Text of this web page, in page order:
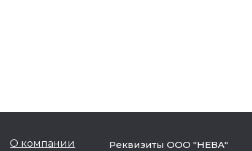
О компании
Реквизиты ООО "НЕВА"